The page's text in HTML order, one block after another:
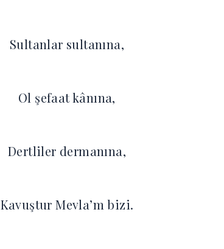
Sultanlar sultanına,
Ol şefaat kânına,
Dertliler dermanına,
Kavuştur Mevla’m bizi.